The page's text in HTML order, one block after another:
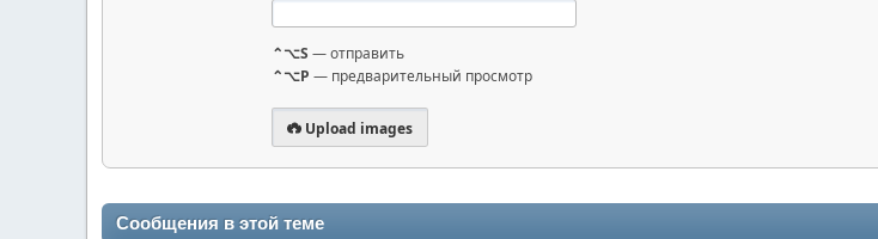
⌃⌥S — отправить
⌃⌥P — предварительный просмотр
Upload images
Сообщения в этой теме